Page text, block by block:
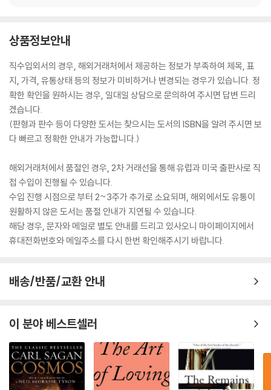
상품정보안내
직수입외서의 경우, 해외거래처에서 제공하는 정보가 부족하여 제목, 표
지, 가격, 유통상태 등의 정보가 미비하거나 변경되는 경우가 있습니다. 정
확한 확인을 원하시는 경우, 일대일 상담으로 문의하여 주시면 답변 드리
겠습니다.
(판형과 판수 등이 다양한 도서는 찾으시는 도서의 ISBN을 알려 주시면 보
다 빠르고 정확한 안내가 가능합니다.)
해외거래처에서 품절인 경우, 2차 거래선을 통해 유럽과 미국 출판사로 직
접 수입이 진행될 수 있습니다.
수입 진행 시점으로 부터 2~3주가 추가로 소요되며, 해외에서도 유통이
원활하지 않은 도서는 품절 안내가 지연될 수 있습니다.
해당 경우, 문자와 메일로 별도 안내를 드리고 있사오니 마이페이지에서
휴대전화번호와 메일주소를 다시 한번 확인해주시기 바랍니다.
배송/반품/교환 안내
이 분야 베스트셀러